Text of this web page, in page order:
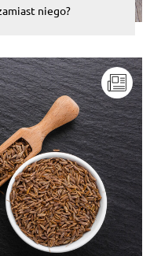
niego?